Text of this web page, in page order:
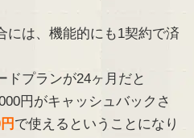
には、機能的にも1契約で済
ドプランが24ヶ月だと
円がキャッシュバックさ
で使えるということになり